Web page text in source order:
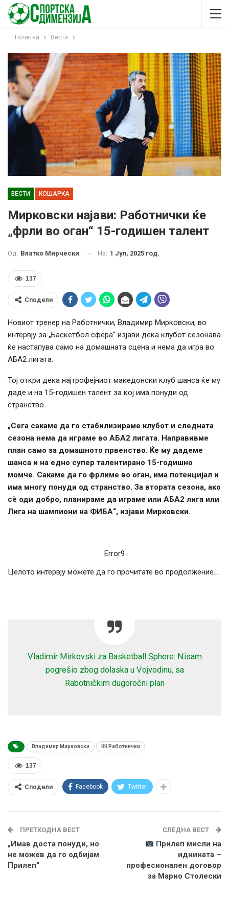
Почетна Вести
ВЕСТИ КОШАРКА
Мирковски најави: Работнички ќе
„фрли во оган“ 15-годишен талент
Од: Влатко Мирчески На: 1 Јул, 2025 год.
137
Сподели
Новиот тренер на Работнички, Владимир Мирковски, во
интервју за „Баскетбол сфера“ изјави дека клубот сезонава
ќе настапува само на домашната сцена и нема да игра во
АБА2 лигата.
Тој откри дека најтрофејниот македонски клуб шанса ќе му
даде и на 15-годишен талент за кој има понуди од
странство.
„Сега сакаме да го стабилизираме клубот и следната
сезона нема да играме во АБА2 лигата. Направивме
план само за домашното првенство. Ќе му дадеме
шанса и на едно супер талентирано 15-годишно
момче. Сакаме да го фрлиме во оган, има потенцијал и
има многу понуди од странство. За втората сезона, ако
сè оди добро, планираме да играме или АБА2 лига или
Лига на шампиони на ФИБА“, изјави Мирковски.
Error9
Целото интервју можете да го прочитате во продолжение…
Vladimir Mirkovski za Basketball Sphere: Nisam
pogrešio zbog dolaska u Vojvodinu, sa
Rabotničkim dugoročni plan
Владимир Мирковски КК Работнички
137
Сподели Facebook Twitter
ПРЕТХОДНА ВЕСТ
„Имав доста понуди, но
не можев да го одбијам
Прилеп“
СЛЕДНА ВЕСТ
Прилеп мисли на
иднината –
професионален договор
за Марио Столески